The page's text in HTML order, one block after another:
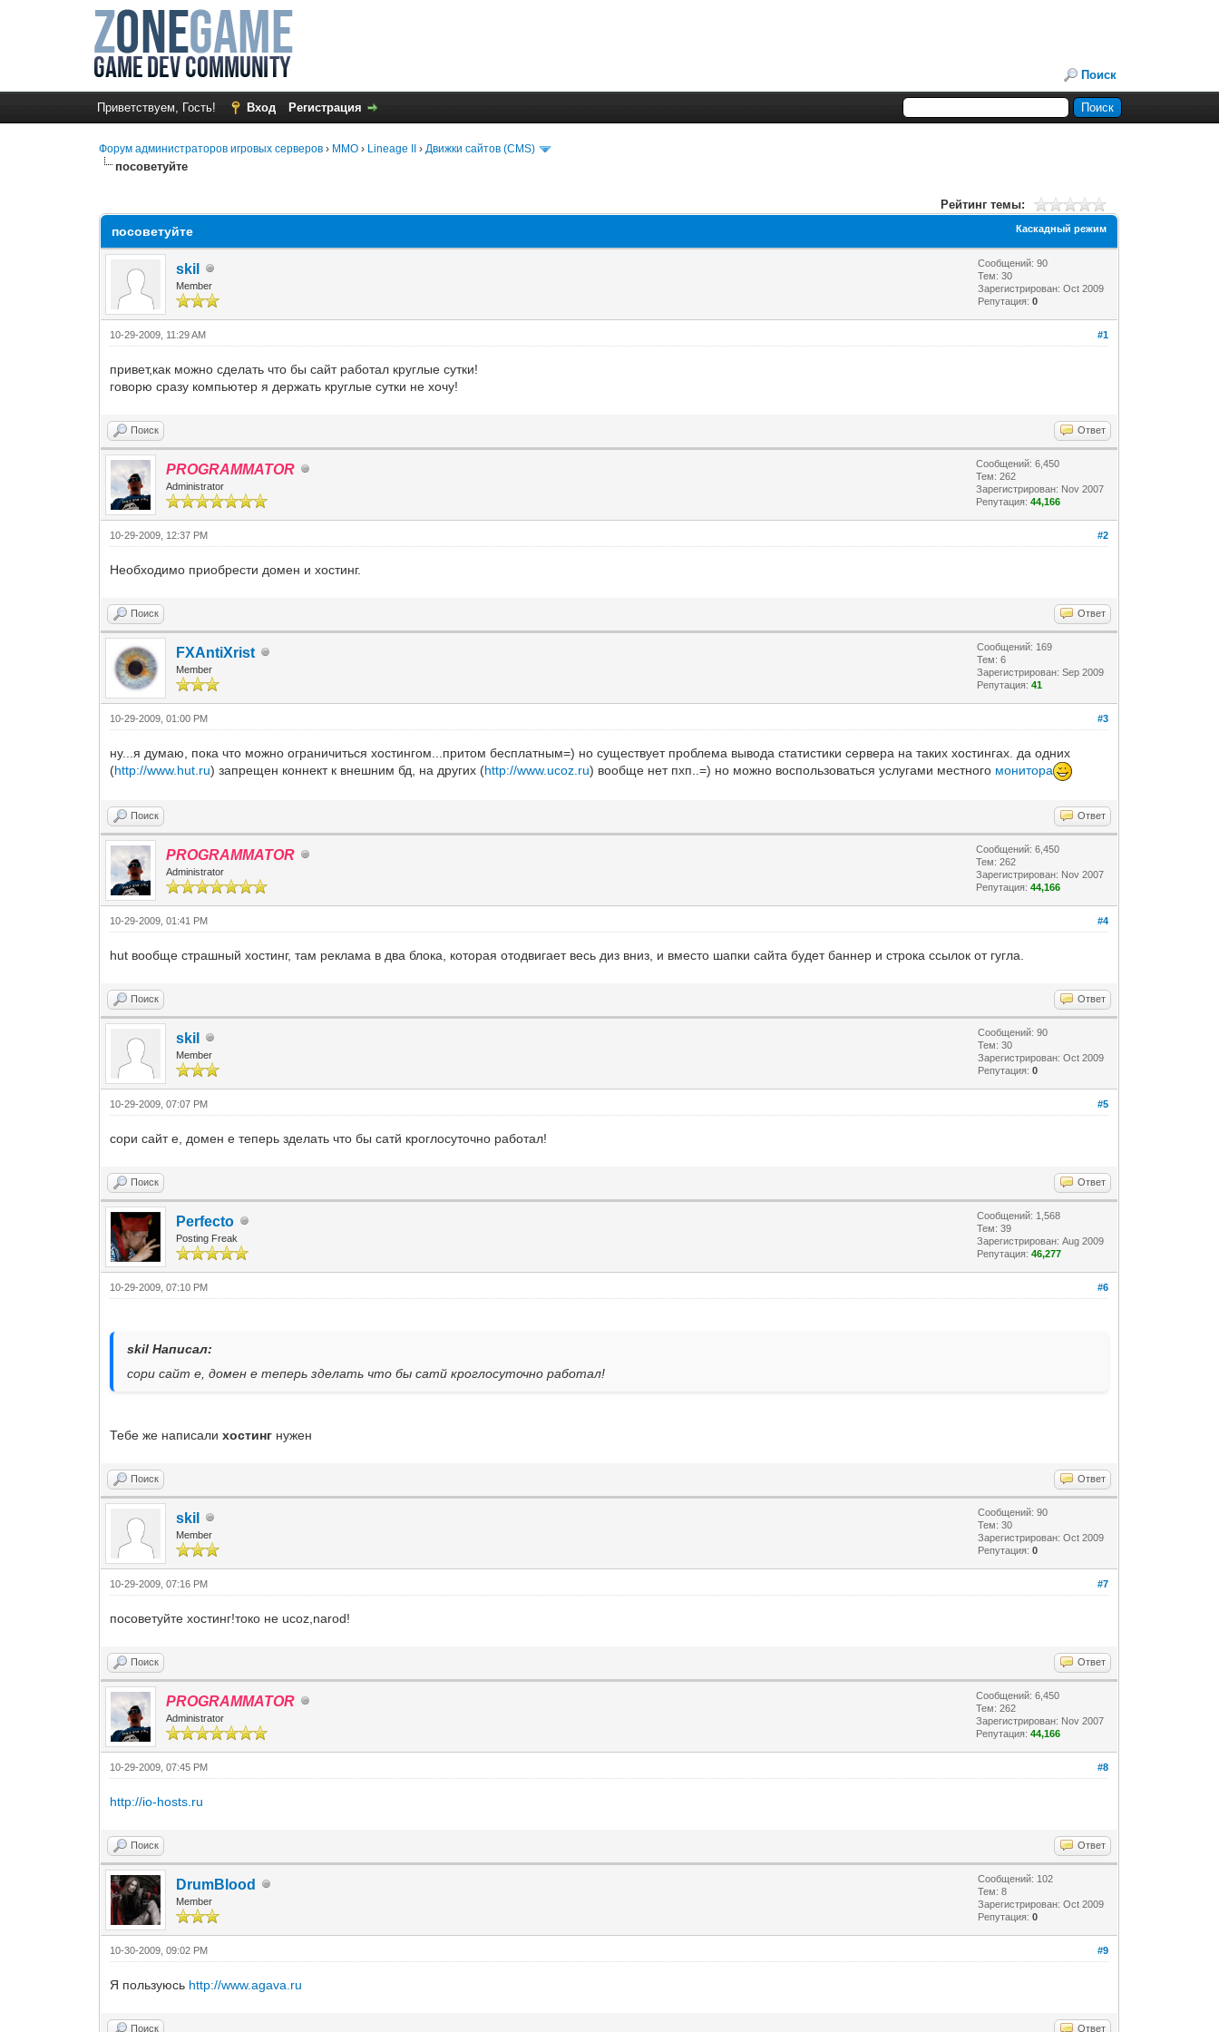
Поиск
Приветствуем, Гость! Вход Регистрация
Форум администраторов игровых серверов › MMO › Lineage II ›Движки сайтов (CMS)
посоветуйте
Рейтинг темы:
Каскадный режим
посоветуйте
skil
Member
Сообщений: 90
Тем: 30
Зарегистрирован: Oct 2009
Репутация:0
#1
10-29-2009, 11:29 AM
привет,как можно сделать что бы сайт работал круглые сутки!
говорю сразу компьютер я держать круглые сутки не хочу!
Поиск Ответ
PROGRAMMATOR
Administrator
Сообщений: 6,450
Тем: 262
Зарегистрирован: Nov 2007
Репутация:44,166
#2
10-29-2009, 12:37 PM
Необходимо приобрести домен и хостинг.
Поиск Ответ
FXAntiXrist
Member
Сообщений: 169
Тем: 6
Зарегистрирован: Sep 2009
Репутация:41
#3
10-29-2009, 01:00 PM
ну...я думаю, пока что можно ограничиться хостингом...притом бесплатным=) но существует проблема вывода статистики сервера на таких хостингах. да одних
(http://www.hut.ru) запрещен коннект к внешним бд, на других (http://www.ucoz.ru) вообще нет пхп..=) но можно воспользоваться услугами местного монитора
Поиск Ответ
PROGRAMMATOR
Administrator
Сообщений: 6,450
Тем: 262
Зарегистрирован: Nov 2007
Репутация:44,166
#4
10-29-2009, 01:41 PM
hut вообще страшный хостинг, там реклама в два блока, которая отодвигает весь диз вниз, и вместо шапки сайта будет баннер и строка ссылок от гугла.
Поиск Ответ
skil
Member
Сообщений: 90
Тем: 30
Зарегистрирован: Oct 2009
Репутация:0
#5
10-29-2009, 07:07 PM
cори сайт е, домен е теперь зделать что бы сатй кроглосуточно работал!
Поиск Ответ
Perfecto
Posting Freak
Сообщений: 1,568
Тем: 39
Зарегистрирован: Aug 2009
Репутация:46,277
#6
10-29-2009, 07:10 PM
skil Написал:
cори сайт е, домен е теперь зделать что бы сатй кроглосуточно работал!
Тебе же написалихостинг нужен
Поиск Ответ
skil
Member
Сообщений: 90
Тем: 30
Зарегистрирован: Oct 2009
Репутация:0
#7
10-29-2009, 07:16 PM
посоветуйте хостинг!токо не ucoz,narod!
Поиск Ответ
PROGRAMMATOR
Administrator
Сообщений: 6,450
Тем: 262
Зарегистрирован: Nov 2007
Репутация:44,166
#8
10-29-2009, 07:45 PM
http://io-hosts.ru
Поиск Ответ
DrumBlood
Member
Сообщений: 102
Тем: 8
Зарегистрирован: Oct 2009
Репутация:0
#9
10-30-2009, 09:02 PM
Я пользуюсь http://www.agava.ru
Поиск Ответ